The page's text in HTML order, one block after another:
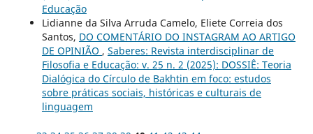
Educação
Lidianne da Silva Arruda Camelo, Eliete Correia dos
Santos, DO COMENTÁRIO DO INSTAGRAM AO ARTIGO
DE OPINIÃO , Saberes: Revista interdisciplinar de
Filosofia e Educação: v. 25 n. 2 (2025): DOSSIÊ: Teoria
Dialógica do Círculo de Bakhtin em foco: estudos
sobre práticas sociais, históricas e culturais de
linguagem